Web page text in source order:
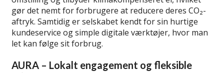
gør det nemt for forbrugere at reducere deres CO₂-
aftryk. Samtidig er selskabet kendt for sin hurtige
kundeservice og simple digitale værktøjer, hvor man
let kan følge sit forbrug.
AURA – Lokalt engagement og fleksible